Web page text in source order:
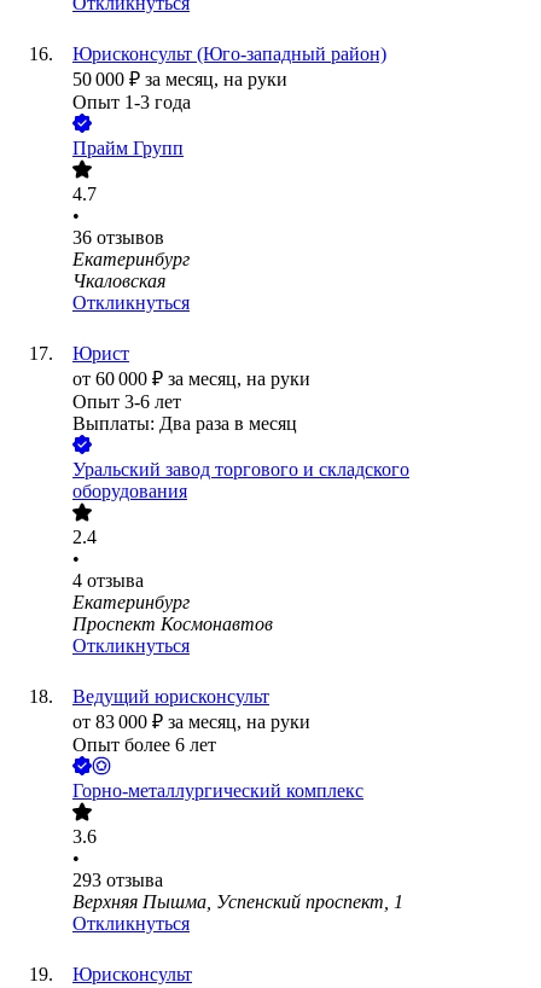
Юрисконсульт (Юго-западный район)
50 000 ₽ за месяц, на руки
Опыт 1-3 года
Прайм Групп
4.7
•
36 отзывов
Екатеринбург
Чкаловская
Откликнуться
Юрист
от 60 000 ₽ за месяц, на руки
Опыт 3-6 лет
Выплаты: Два раза в месяц
Уральский завод торгового и складского
оборудования
2.4
•
4 отзыва
Екатеринбург
Проспект Космонавтов
Откликнуться
Ведущий юрисконсульт
от 83 000 ₽ за месяц, на руки
Опыт более 6 лет
Горно-металлургический комплекс
3.6
•
293 отзыва
Верхняя Пышма, Успенский проспект, 1
Откликнуться
Юрисконсульт